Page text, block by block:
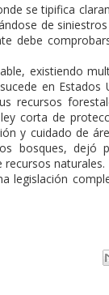
se tipifica
de
debe
existiendo
en
recursos
corta de
y cuidado de
bosques, dejó
legislación